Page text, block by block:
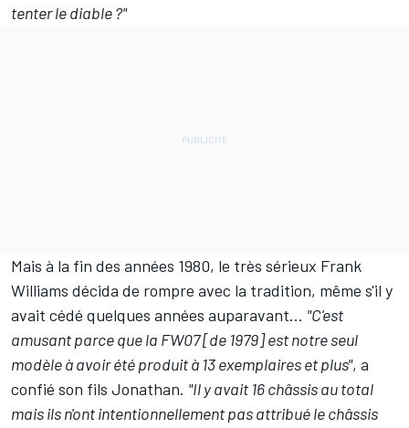
tenter le diable ?"
Mais à la fin des années 1980, le très sérieux Frank
Williams décida de rompre avec la tradition, même s'il y
avait cédé quelques années auparavant... "C'est
amusant parce que la FW07 [de 1979] est notre seul
modèle à avoir été produit à 13 exemplaires et plus", a
confié son fils Jonathan. "Il y avait 16 châssis au total
mais ils n'ont intentionnellement pas attribué le châssis